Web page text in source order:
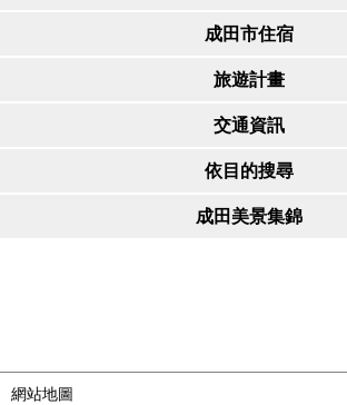
成田市住宿
旅遊計畫
交通資訊
依目的搜尋
成田美景集錦
網站地圖